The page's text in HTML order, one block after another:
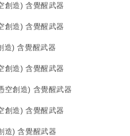
創造) 含覺醒武器
創造) 含覺醒武器
造) 含覺醒武器
創造) 含覺醒武器
空創造) 含覺醒武器
創造) 含覺醒武器
造) 含覺醒武器